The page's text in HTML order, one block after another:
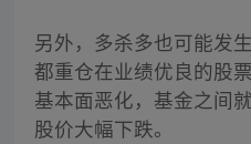
另外，多杀多也可能发
都重仓在业绩优良的股
基本面恶化，基金之间
股价大幅下跌。